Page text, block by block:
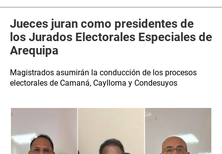
Jueces juran como presidentes de
los Jurados Electorales Especiales de
Arequipa
Magistrados asumirán la conducción de los procesos
electorales de Camaná, Caylloma y Condesuyos